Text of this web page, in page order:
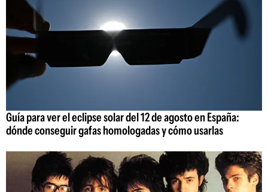
Guía para ver el eclipse solar del 12 de agosto en España:
dónde conseguir gafas homologadas y cómo usarlas